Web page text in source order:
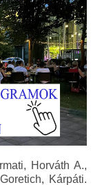
Horváth A.,
Kárpáti.